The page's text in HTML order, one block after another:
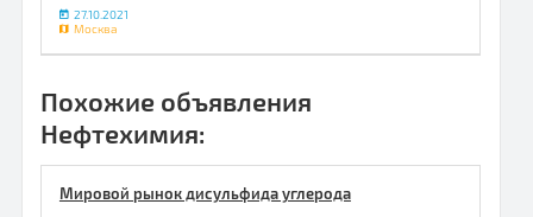
27.10.2021
Москва
Похожие объявления
Нефтехимия:
Мировой рынок дисульфида углерода